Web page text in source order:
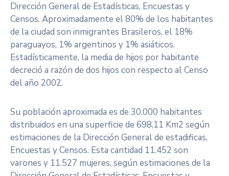
Dirección General de Estadísticas, Encuestas y
Censos. Aproximadamente el 80% de los habitantes
de la ciudad son inmigrantes Brasileros, el 18%
paraguayos, 1% argentinos y 1% asiáticos.
Estadísticamente, la media de hijos por habitante
decreció a razón de dos hijos con respecto al Censo
del año 2002.
Su población aproximada es de 30.000 habitantes
distribuidos en una superficie de 698,11 Km2 según
estimaciones de la Dirección General de estadificas,
Encuestas y Censos. Esta cantidad 11.452 son
varones y 11.527 mujeres, según estimaciones de la